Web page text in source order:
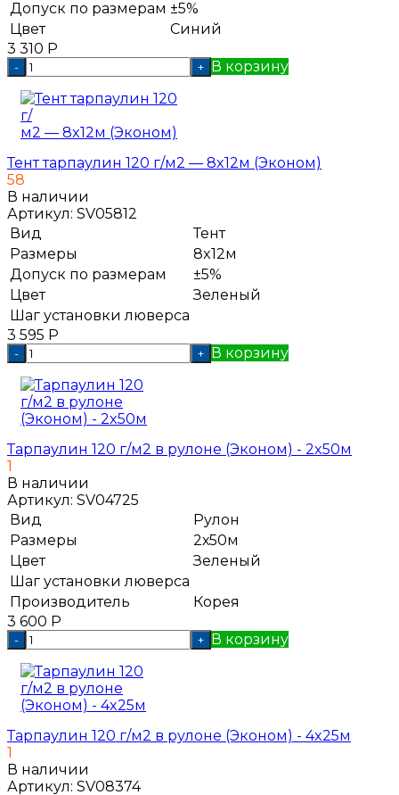
Допуск по размерам ±5%
Цвет
Синий
3 310 Р
- + В корзину
Тент тарпаулин 120 г/м2 — 8x12м (Эконом)
58
В наличии
Артикул: SV05812
Вид
Тент
Размеры
8x12м
Допуск по размерам
±5%
Цвет
Зеленый
Шаг установки люверса
3 595 Р
- + В корзину
Тарпаулин 120 г/м2 в рулоне (Эконом) - 2x50м
1
В наличии
Артикул: SV04725
Вид
Рулон
Размеры
2х50м
Цвет
Зеленый
Шаг установки люверса
Производитель
Корея
3 600 Р
- + В корзину
Тарпаулин 120 г/м2 в рулоне (Эконом) - 4x25м
1
В наличии
Артикул: SV08374